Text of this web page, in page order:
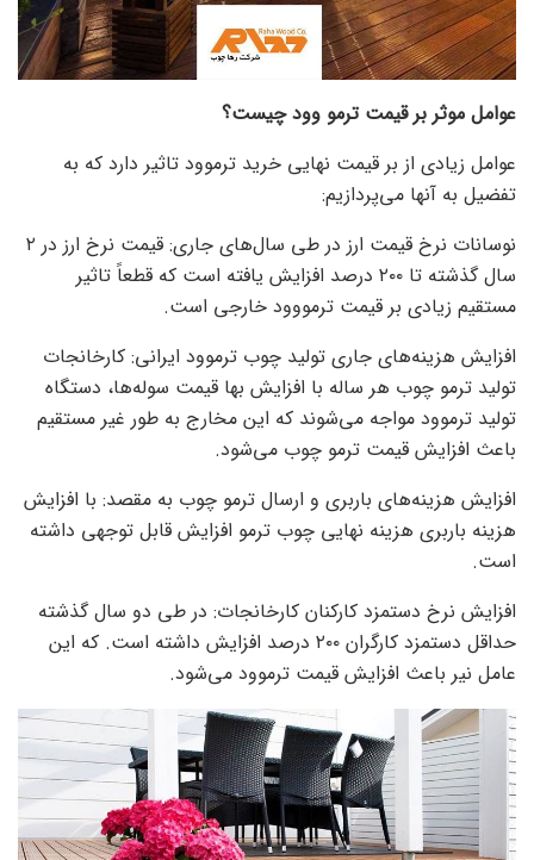
عوامل موثر بر قیمت ترمو وود چیست؟
عوامل زیادی از بر قیمت نهایی خرید ترموود تاثیر دارد که به
تفضیل به آنها می‌پردازیم:
نوسانات نرخ قیمت ارز در طی سال‌های جاری: قیمت نرخ ارز در ۲
سال گذشته تا ۲۰۰ درصد افزایش یافته است که قطعاً تاثیر
مستقیم زیادی بر قیمت ترمووود خارجی است.
افزایش هزینه‌های جاری تولید چوب ترموود ایرانی: کارخانجات
تولید ترمو چوب هر ساله با افزایش بها قیمت سوله‌ها، دستگاه
تولید ترموود مواجه می‌شوند که این مخارج به طور غیر مستقیم
باعث افزایش قیمت ترمو چوب می‌شود.
افزایش هزینه‌های باربری و ارسال ترمو چوب به مقصد: با افزایش
هزینه باربری هزینه نهایی چوب ترمو افزایش قابل توجهی داشته
است.
افزایش نرخ دستمزد کارکنان کارخانجات: در طی دو سال گذشته
حداقل دستمزد کارگران ۲۰۰ درصد افزایش داشته است. که این
عامل نیر باعث افزایش قیمت ترموود می‌شود.